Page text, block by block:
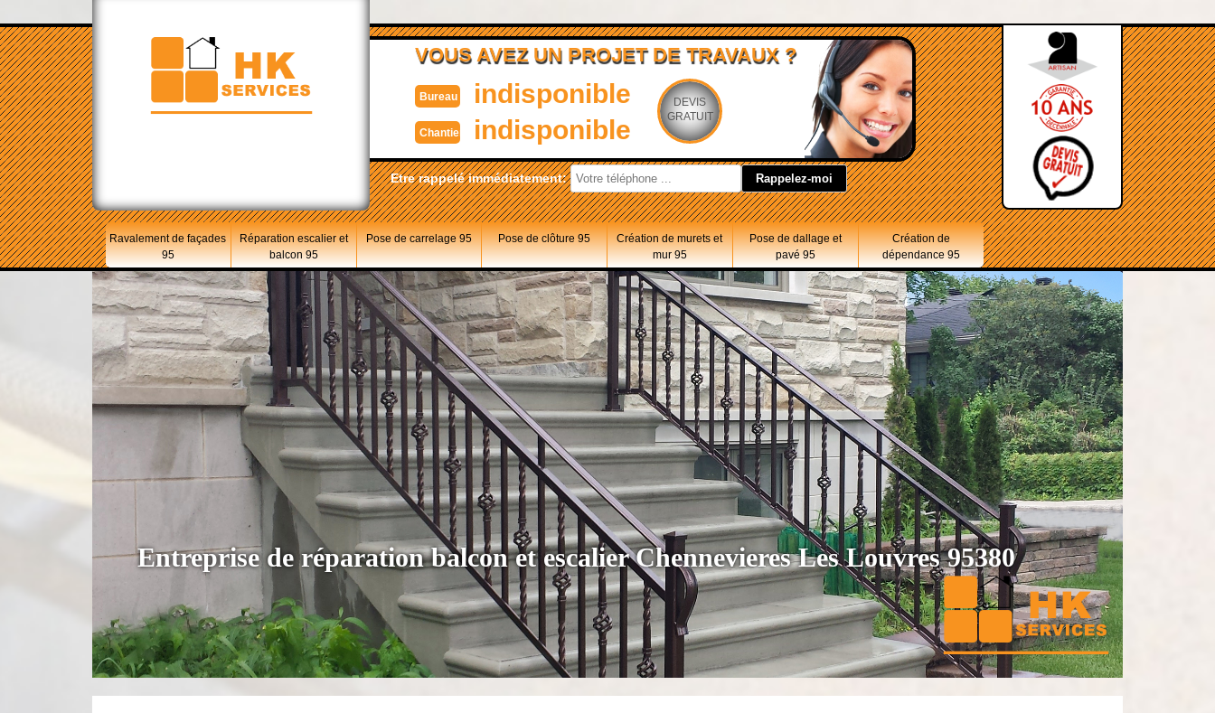
VOUS AVEZ UN PROJET DE TRAVAUX ?
Bureau indisponible
Chantier indisponible
DEVIS
GRATUIT
Etre rappelé immédiatement:
Ravalement de façades
95
Réparation escalier et
balcon 95
Pose de carrelage 95 Pose de clôture 95
Création de murets et
mur 95
Pose de dallage et
pavé 95
Création de
dépendance 95
Entreprise de réparation balcon et escalier Chennevieres Les Louvres 95380